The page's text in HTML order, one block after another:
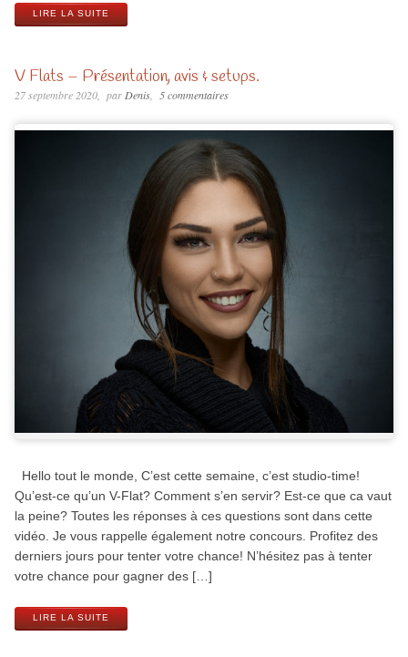
LIRE LA SUITE
V Flats – Présentation, avis & setups.
27 septembre 2020 parDenis 5 commentaires
Hello tout le monde, C’est cette semaine, c’est studio-time!
Qu’est-ce qu’un V-Flat? Comment s’en servir? Est-ce que ca vaut
la peine? Toutes les réponses à ces questions sont dans cette
vidéo. Je vous rappelle également notre concours. Profitez des
derniers jours pour tenter votre chance! N’hésitez pas à tenter
votre chance pour gagner des […]
LIRE LA SUITE